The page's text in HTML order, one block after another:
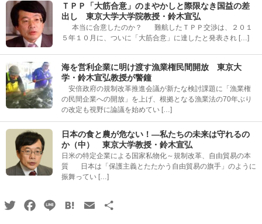
ＴＰＰ「大筋合意」のまやかしと際限なき国益の差
出し 東京大学大学院教授・鈴木宣弘
本当に合意したのか？ 難航したＴＰＰ交渉は、２０１
５年１０月に、ついに「大筋合意」に達したと発表され […]
海を営利企業に明け渡す漁業権民間開放 東京大
学・鈴木宣弘教授が警鐘
安倍政府の規制改革推進会議が新たな検討課題に「漁業権
の民間企業への開放」を上げ、根拠となる漁業法の70年ぶり
の改定も視野に論議を始めてい […]
日本の食と農が危ない！―私たちの未来は守れるの
か（中） 東京大学教授・鈴木宣弘
日米の特定企業による国家私物化～規制改革、自由貿易の本
質 日本は「保護主義とたたかう自由貿易の旗手」のように
振舞ってい […]
TwitterFacebook
Line HatenaEmail